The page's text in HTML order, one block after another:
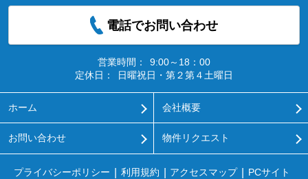
電話でお問い合わせ
営業時間：
9:00～18：00
定休日：
日曜祝日・第２第４土曜日
ホーム 会社概要
お問い合わせ 物件リクエスト
プライバシーポリシー 利用規約 アクセスマップ
PCサイト